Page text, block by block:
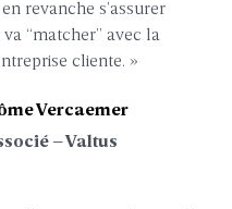
Vercaemer
– Valtus
revanche s’assurer
“matcher” avec la
cliente. »